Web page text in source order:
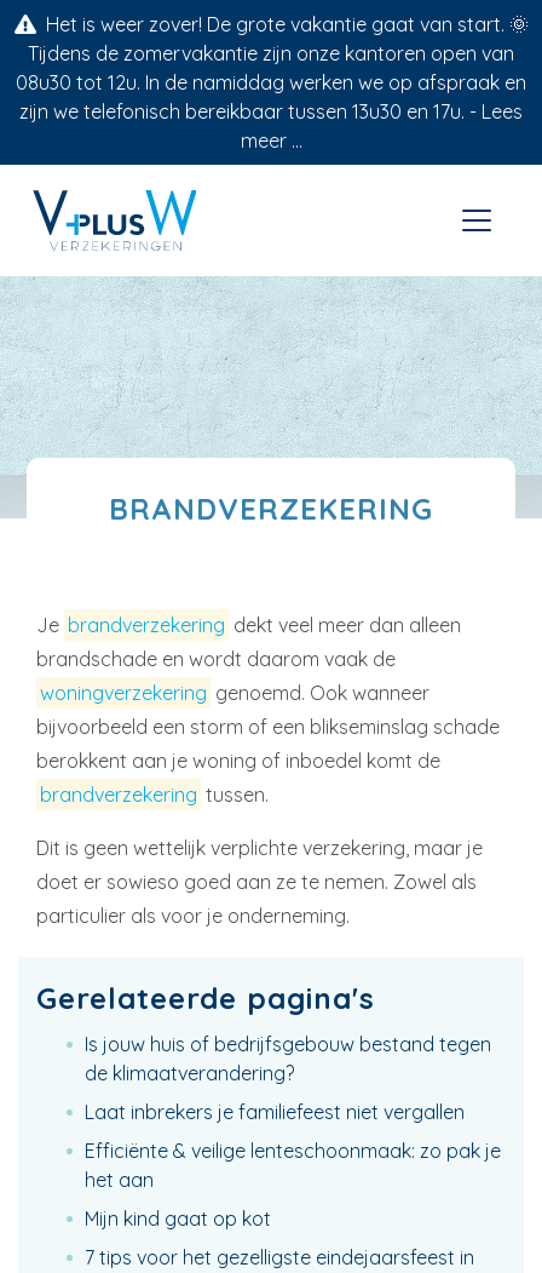
Het is weer zover! De grote vakantie gaat van start. 🌞
Tijdens de zomervakantie zijn onze kantoren open van
08u30 tot 12u. In de namiddag werken we op afspraak en
zijn we telefonisch bereikbaar tussen 13u30 en 17u. - Lees
meer ...
BRANDVERZEKERING
Je brandverzekering dekt veel meer dan alleen
brandschade en wordt daarom vaak de
woningverzekering genoemd. Ook wanneer
bijvoorbeeld een storm of een blikseminslag schade
berokkent aan je woning of inboedel komt de
brandverzekering tussen.
Dit is geen wettelijk verplichte verzekering, maar je
doet er sowieso goed aan ze te nemen. Zowel als
particulier als voor je onderneming.
Gerelateerde pagina's
Is jouw huis of bedrijfsgebouw bestand tegen
de klimaatverandering?
Laat inbrekers je familiefeest niet vergallen
Efficiënte & veilige lenteschoonmaak: zo pak je
het aan
Mijn kind gaat op kot
7 tips voor het gezelligste eindejaarsfeest in